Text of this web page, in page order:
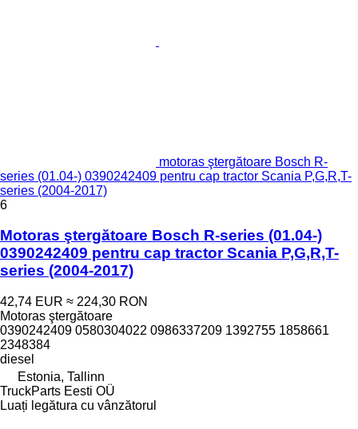
motoras ştergătoare Bosch R-
series (01.04-) 0390242409 pentru cap tractor Scania P,G,R,T-
series (2004-2017)
6
Motoras ştergătoare Bosch R-series (01.04-)
0390242409 pentru cap tractor Scania P,G,R,T-
series (2004-2017)
42,74 EUR ≈ 224,30 RON
Motoras ştergătoare
0390242409 0580304022 0986337209 1392755 1858661
2348384
diesel
Estonia, Tallinn
TruckParts Eesti OÜ
Luați legătura cu vânzătorul